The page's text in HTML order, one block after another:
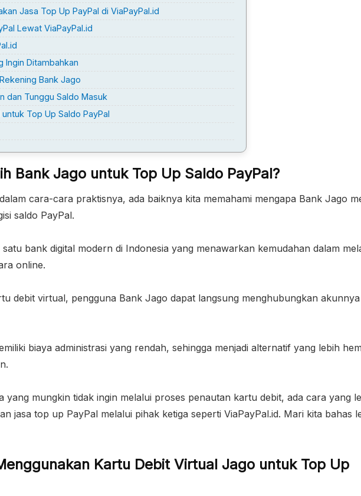
Jasa Top Up PayPal di ViaPayPal.id
Lewat ViaPayPal.id
Ingin Ditambahkan
Bank Jago
dan Tunggu Saldo Masuk
Top Up Saldo PayPal
Bank Jago untuk Top Up Saldo PayPal?
cara-cara praktisnya, ada baiknya kita memahami mengapa Bank Jago
saldo PayPal.
bank digital modern di Indonesia yang menawarkan kemudahan dalam
online.
debit virtual, pengguna Bank Jago dapat langsung menghubungkan akunnya
biaya administrasi yang rendah, sehingga menjadi alternatif yang lebih
yang mungkin tidak ingin melalui proses penautan kartu debit, ada cara yang
jasa top up PayPal melalui pihak ketiga seperti ViaPayPal.id. Mari kita bahas
Kartu Debit Virtual Jago untuk Top Up